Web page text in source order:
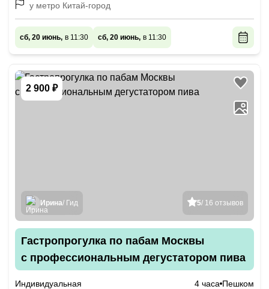
у метро Китай-город
сб, 20 июнь, в 11:30 сб, 20 июнь, в 11:30
2 900 ₽
5/ 16 отзывов
Ирина/ Гид
Гастропрогулка по пабам Москвы
с профессиональным дегустатором пива
Индивидуальная 4 часа Пешком